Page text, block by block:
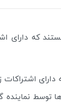
که دارای
اشتراکات
توسط